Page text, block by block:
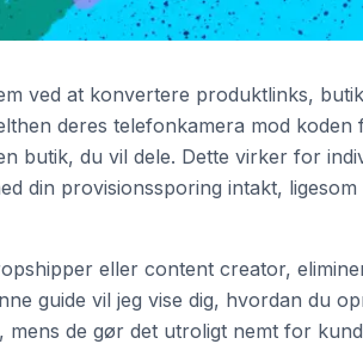
ved at konvertere produktlinks,
deres telefonkamera mod koden
butik, du vil dele. Dette virker for
din provisionssporing intakt, ligesom
eller content creator,
guide vil jeg vise dig, hvordan du
de gør det utroligt nemt for